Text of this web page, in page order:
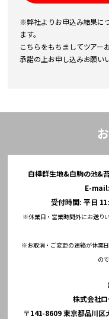
※弊社よりお申込み結果に
ます。
こちらをもちましてツアー
承諾の上お申し込みお願い
白樺群生地&白駒の池&
E-
受付時間: 平日
※休業日・営業時間外にお送り
※お取消・ご変更の連絡が休業
の
株式会社
〒141-8609 東京都品川区